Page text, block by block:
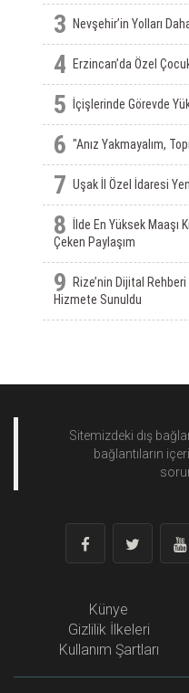
3 Nevşehir’in Yolları
4 Erzincan’da Özel
5 İçişlerinde Görevde
6 "Anız Yakmayalım,
7 Uşak İl Özel İdaresi
8
İlde En Yüksek Maaşı
Çeken Paylaşım
9
Rize’nin Dijital
Hizmete Sunuldu
Sitemizdeki dış
bağlantıların
Künye
Gizlilik İlkeleri
Kullanım Şartları